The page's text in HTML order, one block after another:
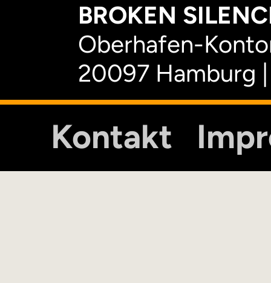
BROKEN
Oberhafen-
20097 Hamburg
Kontakt